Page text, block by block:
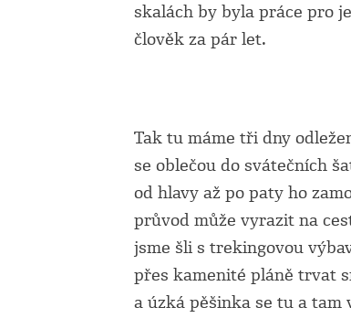
skalách by byla práce pro
člověk za pár let.
Tak tu máme tři dny
se oblečou do svátečních
od hlavy až po paty ho
průvod může vyrazit na
jsme šli s trekingovou
přes kamenité pláně trvat
a úzká pěšinka se tu a tam